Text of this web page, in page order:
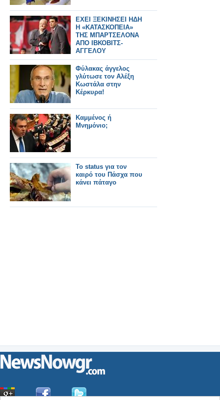
ΕΧΕΙ ΞΕΚΙΝΗΣΕΙ ΗΔΗ
Η «ΚΑΤΑΣΚΟΠΕΙΑ»
ΤΗΣ ΜΠΑΡΤΣΕΛΟΝΑ
ΑΠΟ ΙΒΚΟΒΙΤΣ-
ΑΓΓΕΛΟΥ
Φύλακας άγγελος
γλύτωσε τον Αλέξη
Κωστάλα στην
Κέρκυρα!
Καμμένος ή
Μνημόνιο;
To status για τον
καιρό του Πάσχα που
κάνει πάταγο